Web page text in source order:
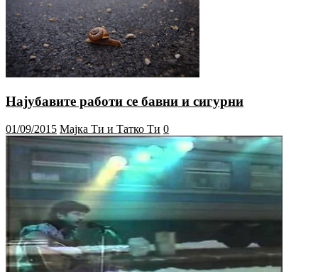
Најубавите работи се бавни и сигурни
01/09/2015 Мајка Ти и Татко Ти 0